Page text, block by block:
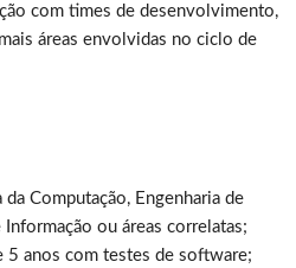
com times de desenvolvimento,
áreas envolvidas no ciclo de
da Computação, Engenharia de
ou áreas correlatas;
5 anos com testes de software;